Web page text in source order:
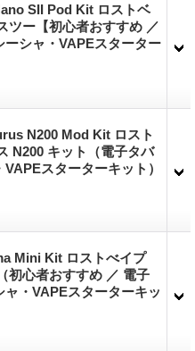
SII Pod Kit ロストベ
ツー【初心者おすすめ ／
ーシャ・VAPEスターター
N200 Mod Kit ロスト
N200 キット（電子タバ
スターターキット）
Mini Kit ロストべイプ
初心者おすすめ ／ 電子
・VAPEスターターキッ